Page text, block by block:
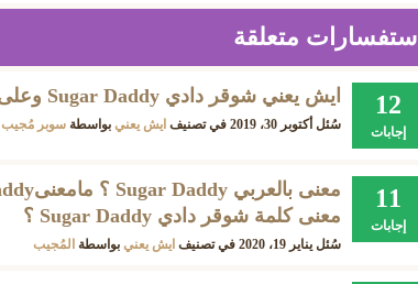
استفسارات متعلقة
12
إجابات
ايش يعني شوقر دادي Sugar Daddy وعلى من تطلق كلمة شوقر دادي ؟
سُئل أكتوبر 30، 2019 في تصنيف ايش يعني بواسطة سوبر مُجيب
11
إجابات
معنى كلمة شوقر دادي Sugar Daddy ؟
سُئل يناير 19، 2020 في تصنيف ايش يعني بواسطة المُجيب